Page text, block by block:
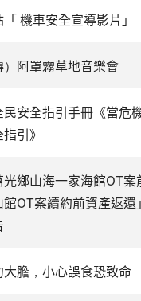
機車安全宣導影片」
）阿罩霧草地音樂會
安全指引手冊《當危
引》
光鄉山海一家海館OT
OT案續約前資產返還
膽，小心誤食恐致命